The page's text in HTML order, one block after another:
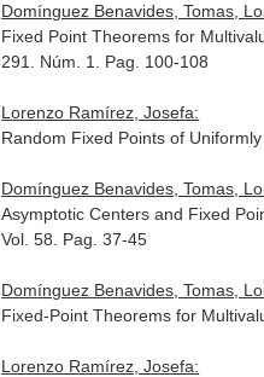
Domínguez Benavides, Tomas,
Fixed Point Theorems for
291. Núm. 1. Pag. 100-108
Lorenzo Ramírez, Josefa:
Random Fixed Points of
Domínguez Benavides, Tomas,
Asymptotic Centers and Fixed
Vol. 58. Pag. 37-45
Domínguez Benavides, Tomas,
Fixed-Point Theorems for
Lorenzo Ramírez, Josefa: